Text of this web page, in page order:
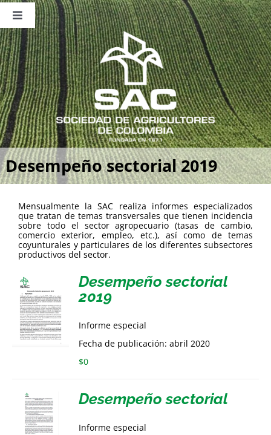
Saltar
contenido
Toggle
Navigation
Nosotros
Publicaciones
Sala de Prensa
Eventos
Desempeño sectorial 2019
Mensualmente la SAC realiza informes especializados
que tratan de temas transversales que tienen incidencia
sobre todo el sector agropecuario (tasas de cambio,
comercio exterior, empleo, etc.), así como de temas
coyunturales y particulares de los diferentes subsectores
productivos del sector.
Desempeño sectorial
2019
Informe especial
Fecha de publicación: abril 2020
$0
Desempeño sectorial
Informe especial